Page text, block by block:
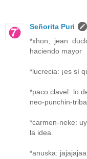
Señorita Puri
*xhon, jean
haciendo mayor
*lucrecia: ¡es sí
*paco clavel: lo
neo-punchin-
*carmen-neke:
la idea.
*anuska: